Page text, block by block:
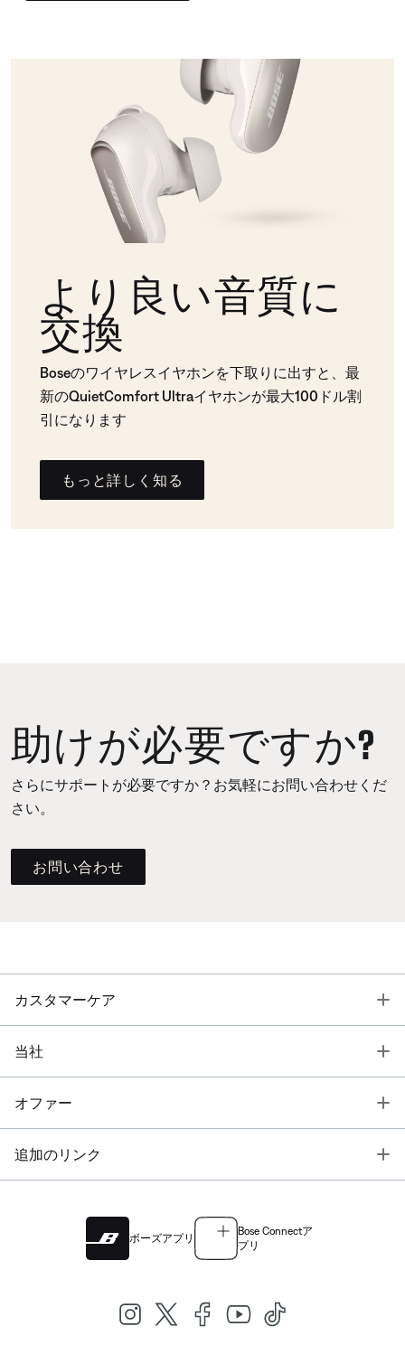
より良い音質に
交換
Boseのワイヤレスイヤホンを下取りに出すと、最
新のQuietComfort Ultraイヤホンが最大100ドル割
引になります
もっと詳しく知る
助けが必要ですか?
さらにサポートが必要ですか？お気軽にお問い合わせくだ
さい。
お問い合わせ
カスタマーケア
当社
オファー
追加のリンク
ボーズアプリ
Bose Connectア
プリ